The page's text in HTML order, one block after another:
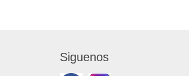
Siguenos